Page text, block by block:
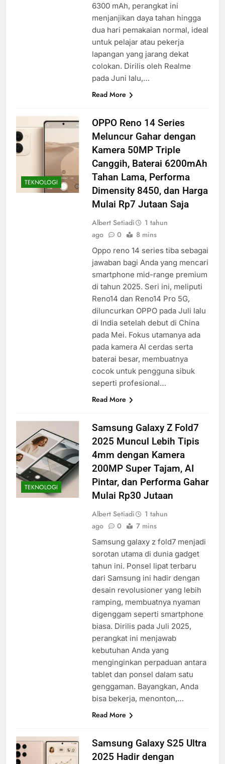
6300 mAh, perangkat ini
menjanjikan daya tahan hingga
dua hari pemakaian normal, ideal
untuk pelajar atau pekerja
lapangan yang jarang dekat
colokan. Dirilis oleh Realme
pada Juni lalu,…
Read More
TEKNOLOGI
OPPO Reno 14 Series
Meluncur Gahar dengan
Kamera 50MP Triple
Canggih, Baterai 6200mAh
Tahan Lama, Performa
Dimensity 8450, dan Harga
Mulai Rp7 Jutaan Saja
Albert Setiadi
1 tahun
ago
0 8 mins
Oppo reno 14 series tiba sebagai
jawaban bagi Anda yang mencari
smartphone mid-range premium
di tahun 2025. Seri ini, meliputi
Reno14 dan Reno14 Pro 5G,
diluncurkan OPPO pada Juli lalu
di India setelah debut di China
pada Mei. Fokus utamanya ada
pada kamera AI cerdas serta
baterai besar, membuatnya
cocok untuk pengguna sibuk
seperti profesional…
Read More
TEKNOLOGI
Samsung Galaxy Z Fold7
2025 Muncul Lebih Tipis
4mm dengan Kamera
200MP Super Tajam, AI
Pintar, dan Performa Gahar
Mulai Rp30 Jutaan
Albert Setiadi
1 tahun
ago
0 7 mins
Samsung galaxy z fold7 menjadi
sorotan utama di dunia gadget
tahun ini. Ponsel lipat terbaru
dari Samsung ini hadir dengan
desain revolusioner yang lebih
ramping, membuatnya nyaman
digenggam seperti smartphone
biasa. Dirilis pada Juli 2025,
perangkat ini menjawab
kebutuhan Anda yang
menginginkan perpaduan antara
tablet dan ponsel dalam satu
genggaman. Bayangkan, Anda
bisa bekerja, menonton,…
Read More
Samsung Galaxy S25 Ultra
2025 Hadir dengan